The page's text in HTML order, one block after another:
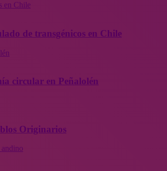
en Chile
de transgénicos en Chile
circular en Peñalolén
Originarios